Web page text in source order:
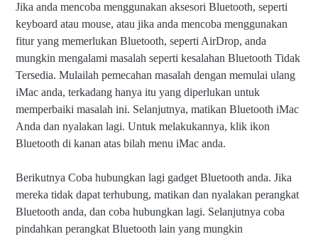
Jika anda mencoba menggunakan aksesori Bluetooth, seperti
keyboard atau mouse, atau jika anda mencoba menggunakan
fitur yang memerlukan Bluetooth, seperti AirDrop, anda
mungkin mengalami masalah seperti kesalahan Bluetooth Tidak
Tersedia. Mulailah pemecahan masalah dengan memulai ulang
iMac anda, terkadang hanya itu yang diperlukan untuk
memperbaiki masalah ini. Selanjutnya, matikan Bluetooth iMac
Anda dan nyalakan lagi. Untuk melakukannya, klik ikon
Bluetooth di kanan atas bilah menu iMac anda.
Berikutnya Coba hubungkan lagi gadget Bluetooth anda. Jika
mereka tidak dapat terhubung, matikan dan nyalakan perangkat
Bluetooth anda, dan coba hubungkan lagi. Selanjutnya coba
pindahkan perangkat Bluetooth lain yang mungkin